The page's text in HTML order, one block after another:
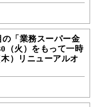
「業務スーパー金
（火）をもって一時
）リニューアルオ